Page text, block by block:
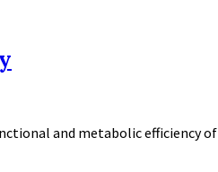
and metabolic efficiency